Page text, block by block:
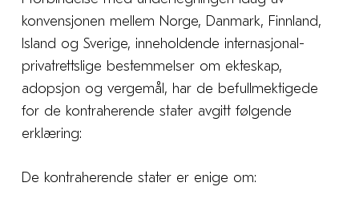
konvensjonen mellem Norge, Danmark, Finnland,
Island og Sverige, inneholdende internasjonal-
privatrettslige bestemmelser om ekteskap,
adopsjon og vergemål, har de befullmektigede
for de kontraherende stater avgitt følgende
erklæring:
De kontraherende stater er enige om: